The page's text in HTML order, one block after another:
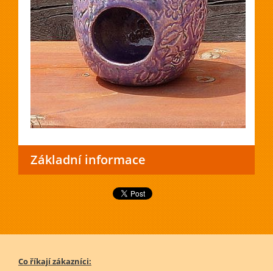
Základní informace
Co říkají zákazníci: